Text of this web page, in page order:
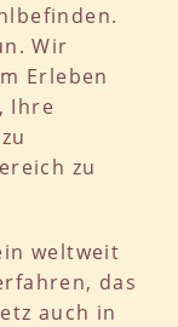
Wir
Erleben
Ihre
zu
weltweit
das
auch in